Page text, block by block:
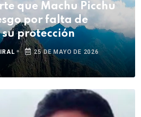
que Machu Picchu
por falta de
su protección
25 DE MAYO DE 2026